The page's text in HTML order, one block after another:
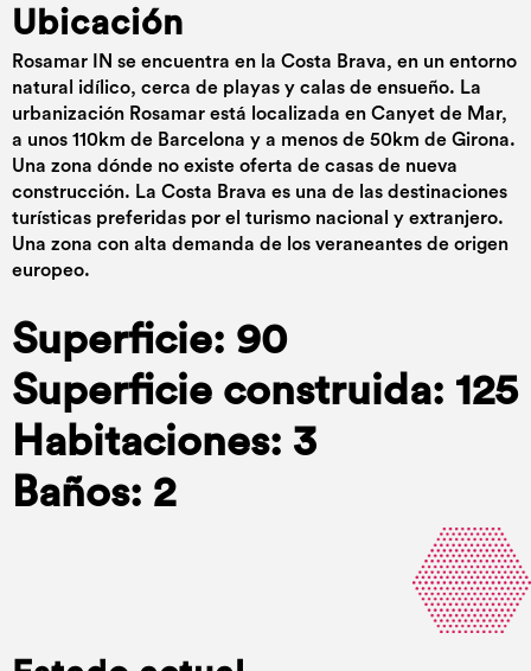
Ubicación
Rosamar IN se encuentra en la Costa Brava, en un entorno
natural idílico, cerca de playas y calas de ensueño. La
urbanización Rosamar está localizada en Canyet de Mar,
a unos 110km de Barcelona y a menos de 50km de Girona.
Una zona dónde no existe oferta de casas de nueva
construcción. La Costa Brava es una de las destinaciones
turísticas preferidas por el turismo nacional y extranjero.
Una zona con alta demanda de los veraneantes de origen
europeo.
Superficie: 90
Superficie construida: 125
Habitaciones: 3
Baños: 2